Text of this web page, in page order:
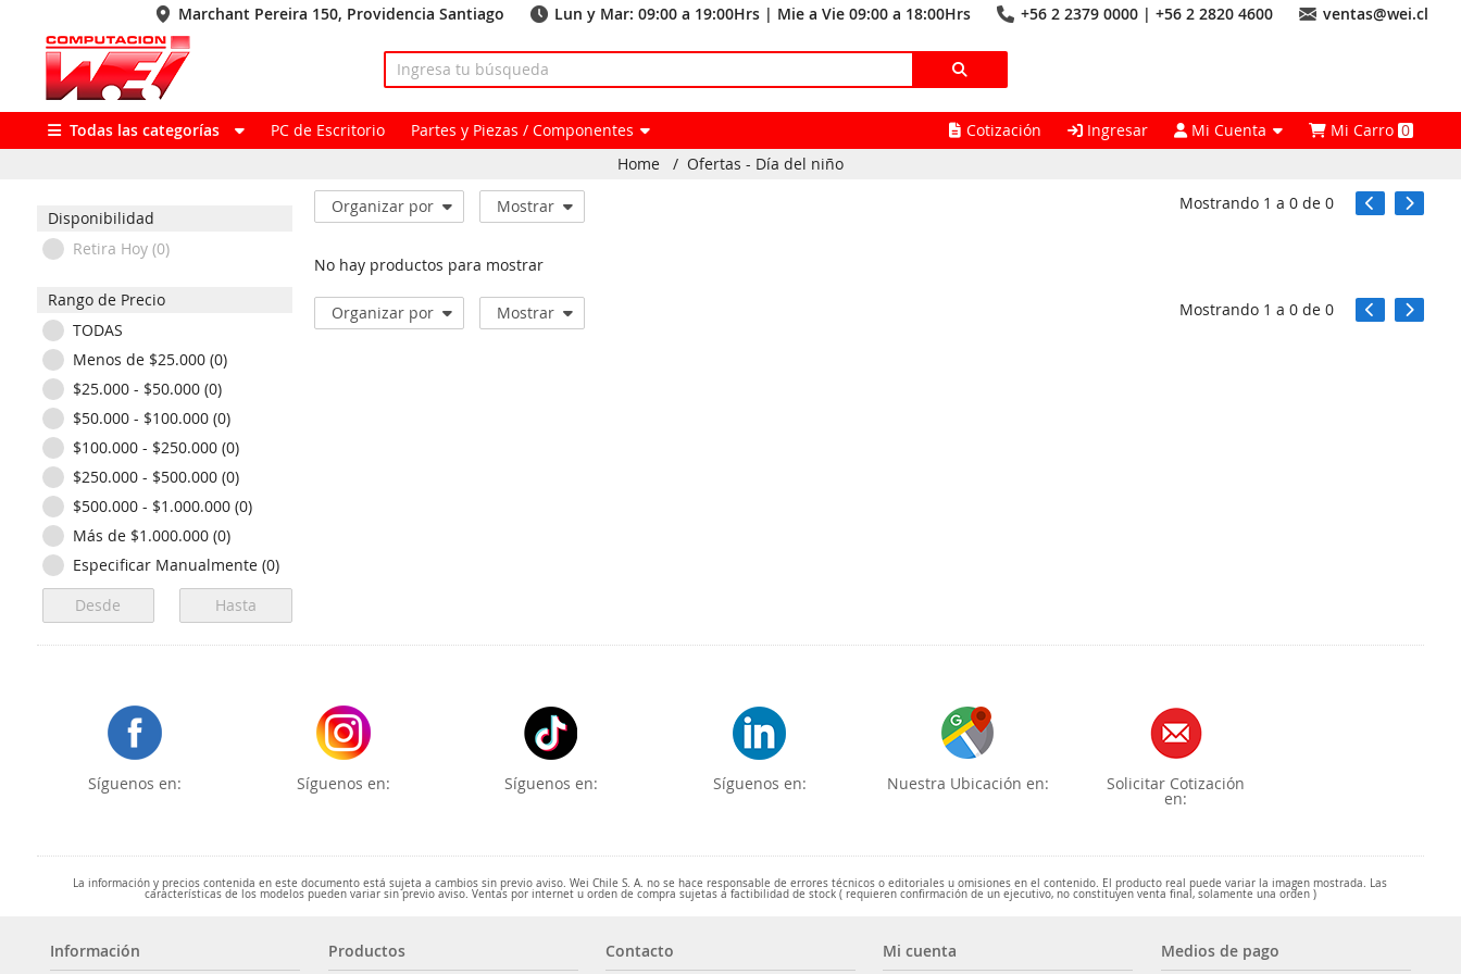
Marchant Pereira 150, Providencia Santiago Lun y Mar: 09:00 a 19:00Hrs | Mie a Vie 09:00 a 18:00Hrs +56 2 2379 0000 | +56 2 2820 4600 ventas@wei.cl
Todas las categorías PC de Escritorio Partes y Piezas / Componentes Cotización Ingresar Mi Cuenta Mi Carro0
Home
/ Ofertas - Día del niño
Disponibilidad
Retira Hoy (0)
Rango de Precio
TODAS
Menos de $25.000 (0)
$25.000 - $50.000 (0)
$50.000 - $100.000 (0)
$100.000 - $250.000 (0)
$250.000 - $500.000 (0)
$500.000 - $1.000.000 (0)
Más de $1.000.000 (0)
Especificar Manualmente (0)
Organizar por Mostrar Mostrando 1 a0 de0
No hay productos para mostrar
Organizar por Mostrar Mostrando 1 a0 de0
Síguenos en: Síguenos en: Síguenos en: Síguenos en: Nuestra Ubicación en: Solicitar Cotización
en:
La información y precios contenida en este documento está sujeta a cambios sin previo aviso. Wei Chile S. A. no se hace responsable de errores técnicos o editoriales u omisiones en el contenido. El producto real puede variar la imagen mostrada. Las
características de los modelos pueden variar sin previo aviso. Ventas por internet u orden de compra sujetas a factibilidad de stock ( requieren confirmación de un ejecutivo, no constituyen venta final, solamente una orden )
Información Productos Contacto Mi cuenta Medios de pago